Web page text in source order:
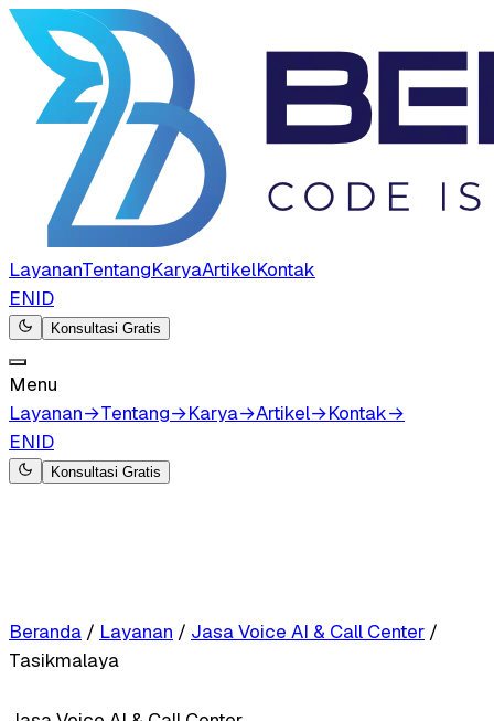
LayananTentangKaryaArtikelKontak
ENID
Konsultasi Gratis
Menu
Layanan→Tentang→Karya→Artikel→Kontak→
ENID
Konsultasi Gratis
Beranda / Layanan / Jasa Voice AI & Call Center /
Tasikmalaya